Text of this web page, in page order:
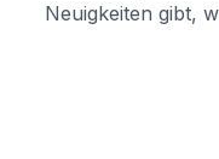
Neuigkeiten gibt,